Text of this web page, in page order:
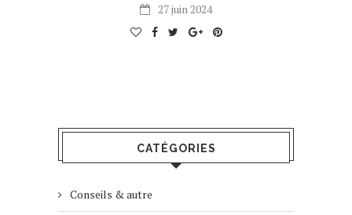
27 juin 2024
CATÉGORIES
Conseils & autre